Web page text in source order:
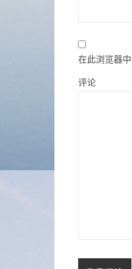
在此浏览器
评论